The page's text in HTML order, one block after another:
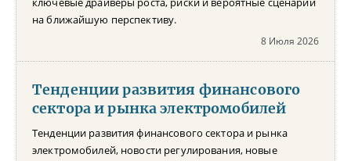
на ближайшую перспективу.
8 Июля 2026
Тенденции развития финансового
сектора и рынка электромобилей
Тенденции развития финансового сектора и рынка
электромобилей, новости регулирования, новые